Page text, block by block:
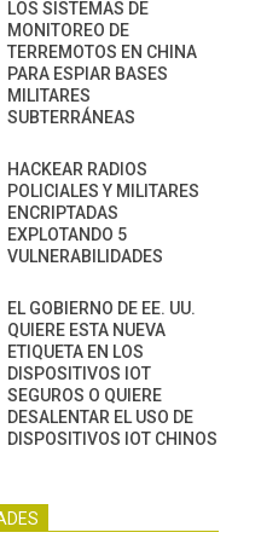
LOS SISTEMAS DE
MONITOREO DE
TERREMOTOS EN CHINA
PARA ESPIAR BASES
MILITARES
SUBTERRÁNEAS
HACKEAR RADIOS
POLICIALES Y MILITARES
ENCRIPTADAS
EXPLOTANDO 5
VULNERABILIDADES
EL GOBIERNO DE EE. UU.
QUIERE ESTA NUEVA
ETIQUETA EN LOS
DISPOSITIVOS IOT
SEGUROS O QUIERE
DESALENTAR EL USO DE
DISPOSITIVOS IOT CHINOS